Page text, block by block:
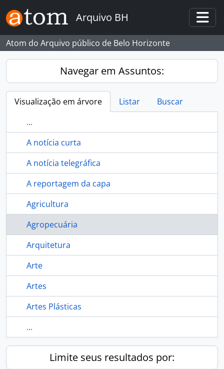
Skip to main content
Arquivo BH
Atom do Arquivo público de Belo Horizonte
Navegar em Assuntos:
Visualização em árvore Listar
Buscar
...
A notícia curta
A notícia telegráfica
A reportagem da capa
Agricultura
Agropecuária
Arquitetura
Arte
Artes
Artes Plásticas
...
Limite seus resultados por: